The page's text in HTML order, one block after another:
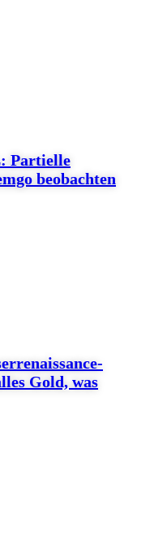
Partielle
beobachten
Gold, was